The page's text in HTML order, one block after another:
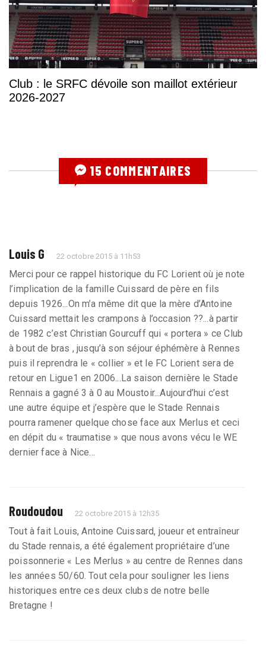
Club : le SRFC dévoile son maillot extérieur
2026-2027
15 COMMENTAIRES
Louis G 22 octobre 2015 à 11h53
Merci pour ce rappel historique du FC Lorient où je note
l’implication de la famille Cuissard de père en fils
depuis 1926...On m’a même dit que la mère d’Antoine
Cuissard mettait les crampons à l’occasion ??...à partir
de 1982 c’est Christian Gourcuff qui « portera » ce Club
à bout de bras , jusqu’à son séjour éphémère à Rennes
puis il reprendra le « collier » et le FC Lorient sera de
retour en Ligue1 en 2006...La saison dernière le Stade
Rennais a gagné 3 à 0 au Moustoir...Aujourd’hui c’est
une autre équipe et j’espère que le Stade Rennais
pourra ramener quelque chose face aux Merlus et ceci
en dépit du « traumatise » que nous avons vécu le WE
dernier face à Nice...
Roudoudou 22 octobre 2015 à 12h35
Tout à fait Louis, Antoine Cuissard, joueur et entraîneur
du Stade rennais, a été également propriétaire d’une
poissonnerie « Les Merlus » au centre de Rennes dans
les années 50/60. Tout cela pour souligner les liens
historiques entre ces deux clubs de notre belle
Bretagne !